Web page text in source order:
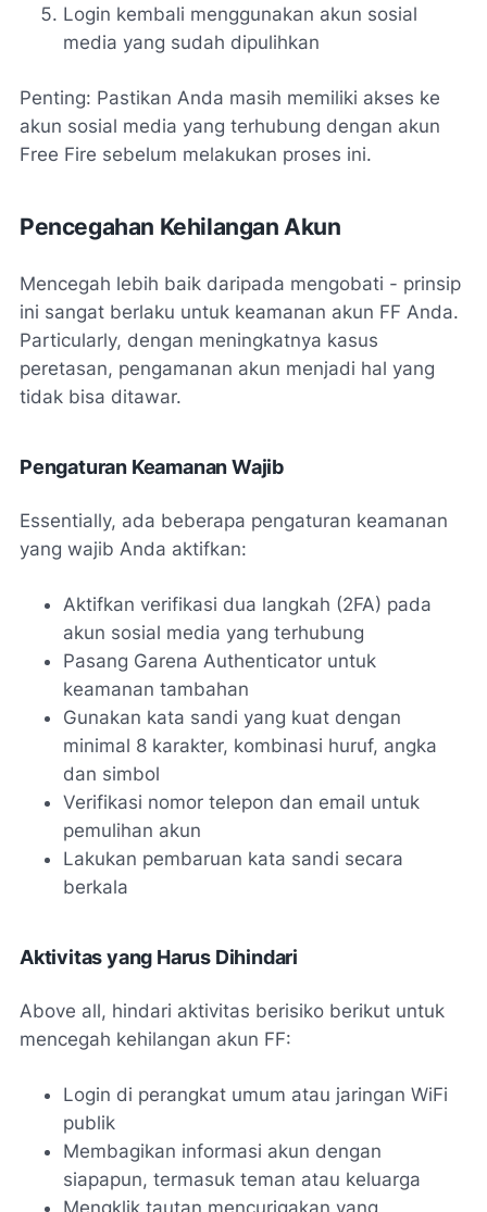
Login kembali menggunakan akun sosial
media yang sudah dipulihkan
Penting: Pastikan Anda masih memiliki akses ke
akun sosial media yang terhubung dengan akun
Free Fire sebelum melakukan proses ini.
Pencegahan Kehilangan Akun
Mencegah lebih baik daripada mengobati - prinsip
ini sangat berlaku untuk keamanan akun FF Anda.
Particularly, dengan meningkatnya kasus
peretasan, pengamanan akun menjadi hal yang
tidak bisa ditawar.
Pengaturan Keamanan Wajib
Essentially, ada beberapa pengaturan keamanan
yang wajib Anda aktifkan:
Aktifkan verifikasi dua langkah (2FA) pada
akun sosial media yang terhubung
Pasang Garena Authenticator untuk
keamanan tambahan
Gunakan kata sandi yang kuat dengan
minimal 8 karakter, kombinasi huruf, angka
dan simbol
Verifikasi nomor telepon dan email untuk
pemulihan akun
Lakukan pembaruan kata sandi secara
berkala
Aktivitas yang Harus Dihindari
Above all, hindari aktivitas berisiko berikut untuk
mencegah kehilangan akun FF:
Login di perangkat umum atau jaringan WiFi
publik
Membagikan informasi akun dengan
siapapun, termasuk teman atau keluarga